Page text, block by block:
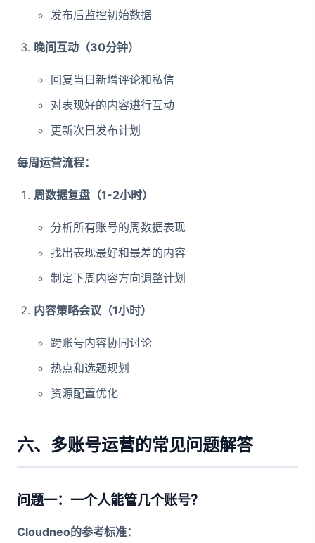
发布后监控初始数据
晚间互动（30分钟）
回复当日新增评论和私信
对表现好的内容进行互动
更新次日发布计划
每周运营流程：
周数据复盘（1-2小时）
分析所有账号的周数据表现
找出表现最好和最差的内容
制定下周内容方向调整计划
内容策略会议（1小时）
跨账号内容协同讨论
热点和选题规划
资源配置优化
六、多账号运营的常见问题解答
问题一：一个人能管几个账号？
Cloudneo的参考标准：